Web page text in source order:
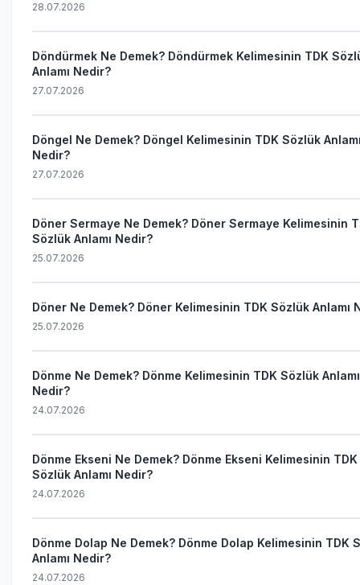
28.07.2026
Döndürmek Ne Demek? Döndürmek Kelimesinin TDK
Anlamı Nedir?
27.07.2026
Döngel Ne Demek? Döngel Kelimesinin TDK Sözlük
Nedir?
27.07.2026
Döner Sermaye Ne Demek? Döner Sermaye Kelimesinin
Sözlük Anlamı Nedir?
25.07.2026
Döner Ne Demek? Döner Kelimesinin TDK Sözlük Anlamı
25.07.2026
Dönme Ne Demek? Dönme Kelimesinin TDK Sözlük Anlamı
Nedir?
24.07.2026
Dönme Ekseni Ne Demek? Dönme Ekseni Kelimesinin TDK
Sözlük Anlamı Nedir?
24.07.2026
Dönme Dolap Ne Demek? Dönme Dolap Kelimesinin TDK
Anlamı Nedir?
24.07.2026